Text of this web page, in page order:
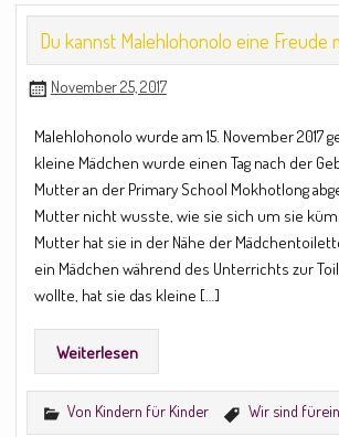
Du kannst Malehlohonolo eine Freude
November 25, 2017
Malehlohonolo wurde am 15. November 2017
kleine Mädchen wurde einen Tag nach der
Mutter an der Primary School Mokhotlong
Mutter nicht wusste, wie sie sich um sie
Mutter hat sie in der Nähe der
ein Mädchen während des Unterrichts zur
wollte, hat sie das kleine […]
Weiterlesen
Von Kindern für Kinder Wir sind